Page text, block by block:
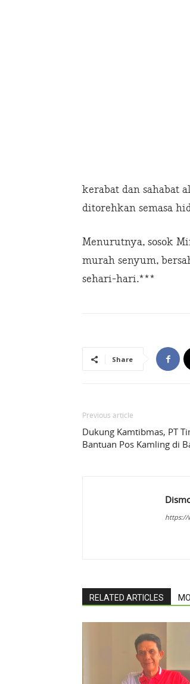
kerabat dan sahabat
ditorehkan semasa
Menurutnya, sosok
murah senyum,
sehari-hari.***
Share
Previous article
Dukung Kamtibmas, PT
Bantuan Pos Kamling di
https://
RELATED ARTICLES